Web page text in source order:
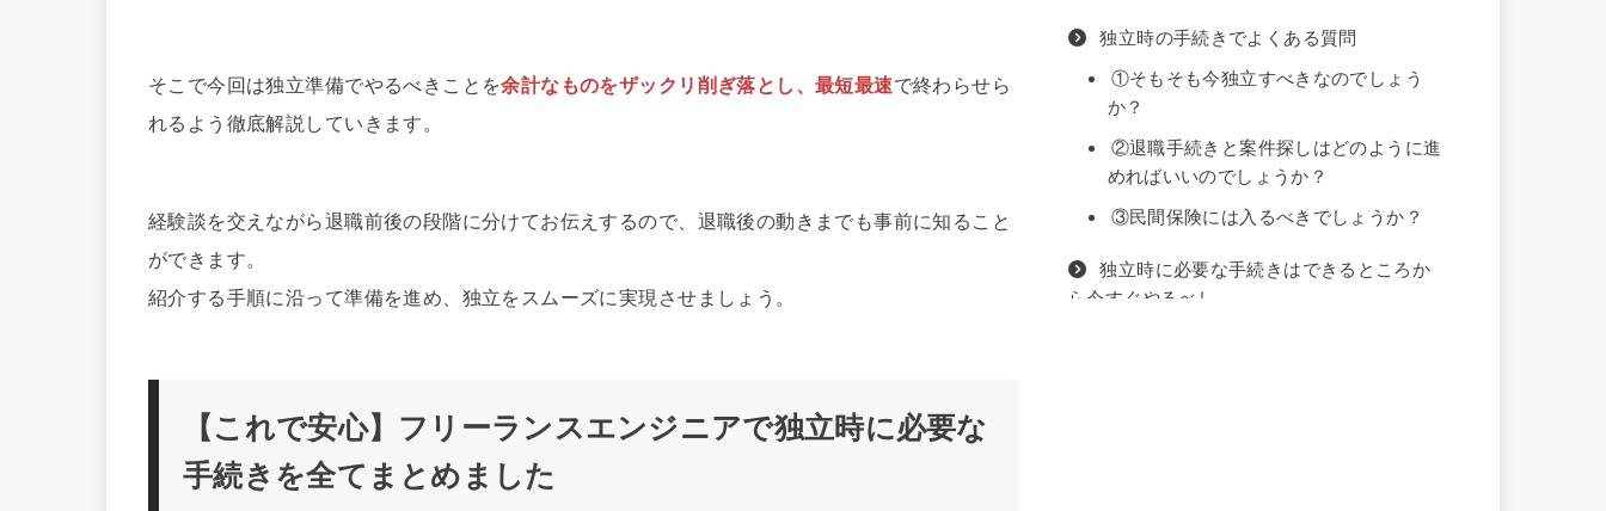
そこで今回は独立準備でやるべきことを余計なものをザックリ削ぎ落とし、最短最速で終わらせら
れるよう徹底解説していきます。
経験談を交えながら退職前後の段階に分けてお伝えするので、退職後の動きまでも事前に知ること
ができます。
紹介する手順に沿って準備を進め、独立をスムーズに実現させましょう。
【これで安心】フリーランスエンジニアで独立時に必要な
手続きを全てまとめました
独立時の手続きでよくある質問
①そもそも今独立すべきなのでしょう
か？
②退職手続きと案件探しはどのように進
めればいいのでしょうか？
③民間保険には入るべきでしょうか？
独立時に必要な手続きはできるところか
ら今すぐやるべし